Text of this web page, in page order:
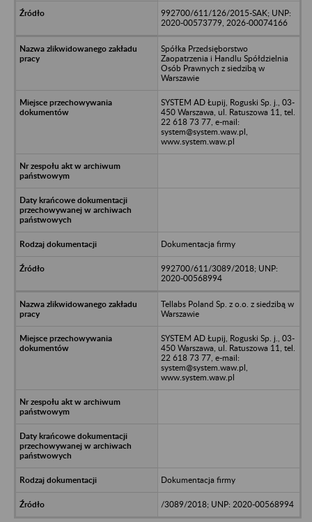
992700/611/126/2015-SAK; UNP:
2020-00573779, 2026-00074166
Spółka Przedsięborstwo
Zaopatrzenia i Handlu Spółdzielnia
Osób Prawnych z siedzibą w
Warszawie
SYSTEM AD Łupij, Roguski Sp. j., 03-
450 Warszawa, ul. Ratuszowa 11, tel.
22 618 73 77, e-mail:
system@system.waw.pl,
www.system.waw.pl
Dokumentacja firmy
992700/611/3089/2018; UNP:
2020-00568994
Tellabs Poland Sp. z o.o. z siedzibą w
Warszawie
SYSTEM AD Łupij, Roguski Sp. j., 03-
450 Warszawa, ul. Ratuszowa 11, tel.
22 618 73 77, e-mail:
system@system.waw.pl,
www.system.waw.pl
Dokumentacja firmy
/3089/2018; UNP: 2020-00568994